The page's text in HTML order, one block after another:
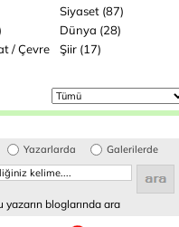
Siyaset (87)
Dünya (28)
/ Çevre
Şiir (17)
Yazarlarda Galerilerde
yazarın bloglarında ara